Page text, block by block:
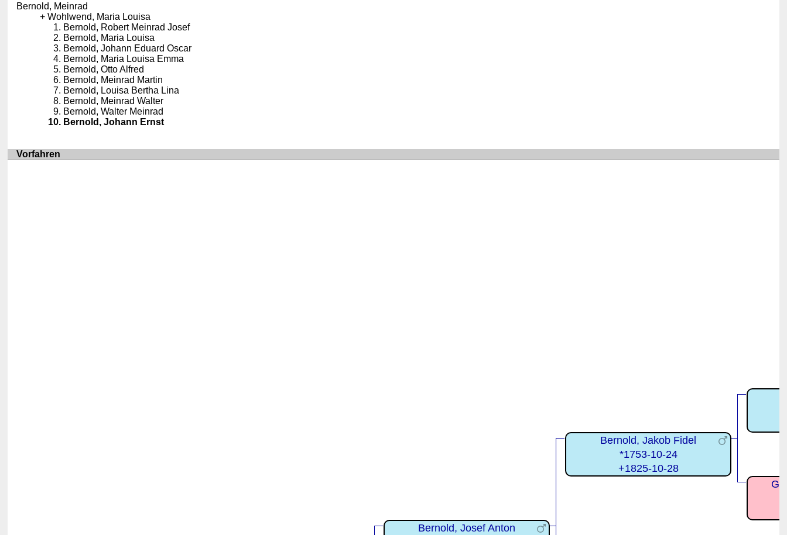
Bernold, Meinrad
Wohlwend, Maria Louisa
Bernold, Robert Meinrad Josef
Bernold, Maria Louisa
Bernold, Johann Eduard Oscar
Bernold, Maria Louisa Emma
Bernold, Otto Alfred
Bernold, Meinrad Martin
Bernold, Louisa Bertha Lina
Bernold, Meinrad Walter
Bernold, Walter Meinrad
Bernold, Johann Ernst
Vorfahren
Bernold, Josef Anton
Bernold, Jakob Fidel
*1753-10-24
+1825-10-28